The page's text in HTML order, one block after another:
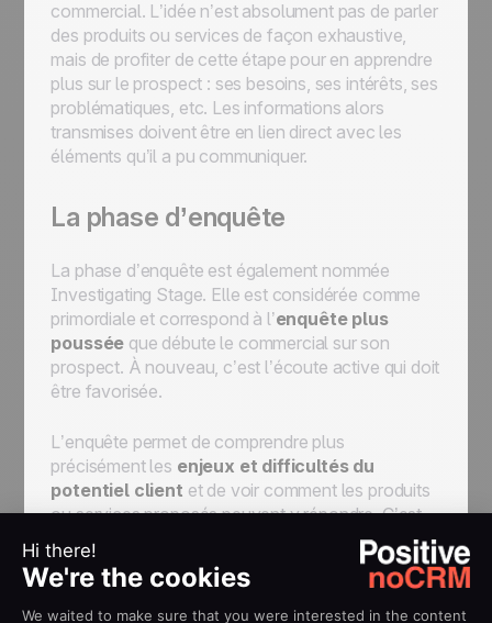
commercial. L’idée n’est absolument pas de parler
des produits ou services de façon exhaustive,
mais de profiter de cette étape pour en apprendre
plus sur le prospect : ses besoins, ses intérêts, ses
problématiques, etc. Les informations alors
transmises doivent être en lien direct avec les
éléments qu’il a pu communiquer.
La phase d’enquête
La phase d’enquête est également nommée
Investigating Stage. Elle est considérée comme
primordiale et correspond à l’enquête plus
poussée que débute le commercial sur son
prospect. À nouveau, c’est l’écoute active qui doit
être favorisée.
L’enquête permet de comprendre plus
précisément les enjeux et difficultés du
potentiel client et de voir comment les produits
ou services proposés peuvent y répondre. C’est
également le moment où le commercial cherche à
savoir qui prend la décision, et quels sont les
éléments à prendre en compte dans le processus
de décision.